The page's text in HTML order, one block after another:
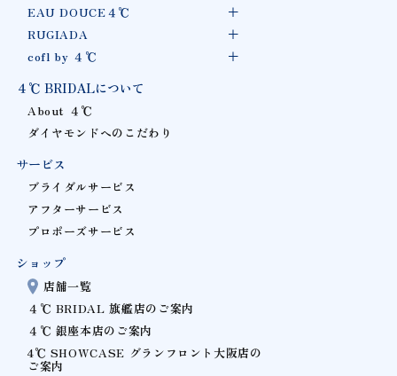
EAU DOUCE４℃
RUGIADA
cofl by ４℃
４℃ BRIDALについて
About ４℃
ダイヤモンドへのこだわり
サービス
ブライダルサービス
アフターサービス
プロポーズサービス
ショップ
店舗一覧
４℃ BRIDAL 旗艦店のご案内
４℃ 銀座本店のご案内
4℃ SHOWCASE グランフロント大阪店の
ご案内